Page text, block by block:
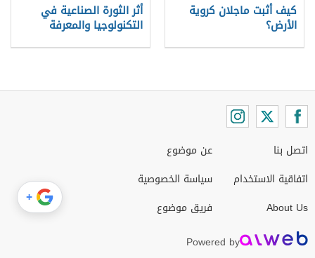
كيف أثبت ماجلان كروية
الأرض؟
أثر الثورة الصناعية في
التكنولوجيا والمعرفة
اتصل بنا
اتفاقية الاستخدام
About Us
عن موضوع
سياسة الخصوصية
فريق موضوع
Powered by
+